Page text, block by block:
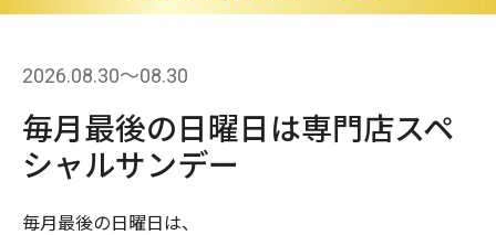
2026.08.30〜08.30
毎月最後の日曜日は専門店スペ
シャルサンデー
毎月最後の日曜日は、